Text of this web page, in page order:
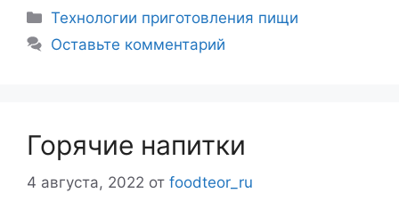
Рубрики
Технологии приготовления пищи
Оставьте комментарий
Горячие напитки
4 августа, 2022 от foodteor_ru